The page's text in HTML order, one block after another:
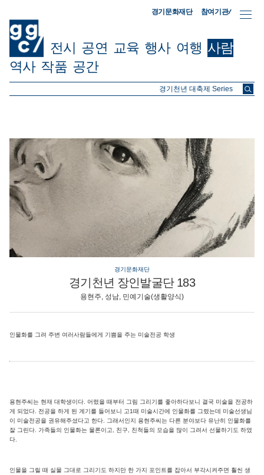
경기문화재단 참여기관/
전시 공연 교육 행사 여행 사람
역사 작품 공간
ggc/
경기문화재단
경기천년 장인발굴단 183
용현주, 성남, 민예기술(생활양식)
인물화를 그려 주변 여러사람들에게 기쁨을 주는 미술전공 학생
용현주씨는 현재 대학생이다. 어렸을 때부터 그림 그리기를 좋아하다보니 결국 미술을 전공하
게 되었다. 전공을 하게 된 계기를 들어보니 고1때 미술시간에 인물화를 그렸는데 미술선생님
이 미술전공을 권유해주셨다고 한다. 그래서인지 용현주씨는 다른 분야보다 유난히 인물화를
잘 그린다. 가족들의 인물화는 물론이고, 친구, 친척들의 모습을 많이 그려서 선물하기도 하였
다.
인물을 그릴 때 실물 그대로 그리기도 하지만 한 가지 포인트를 잡아서 부각시켜주면 훨씬 생